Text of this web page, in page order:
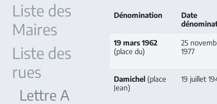
Liste des
Maires
Liste des
rues
Lettre A
Dénomination
Date
19 mars 1962
(place du)
25
1977
Damichel (place
Jean)
19 juillet